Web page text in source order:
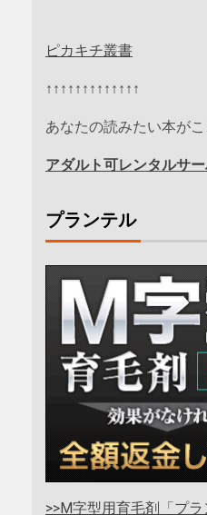
ピカキチ叢書
↑↑↑↑↑↑↑↑↑↑↑↑↑
あなたの読みたい本がこ
アダルト可レンタルサ
プランテル
>>M字型用育毛剤「プ